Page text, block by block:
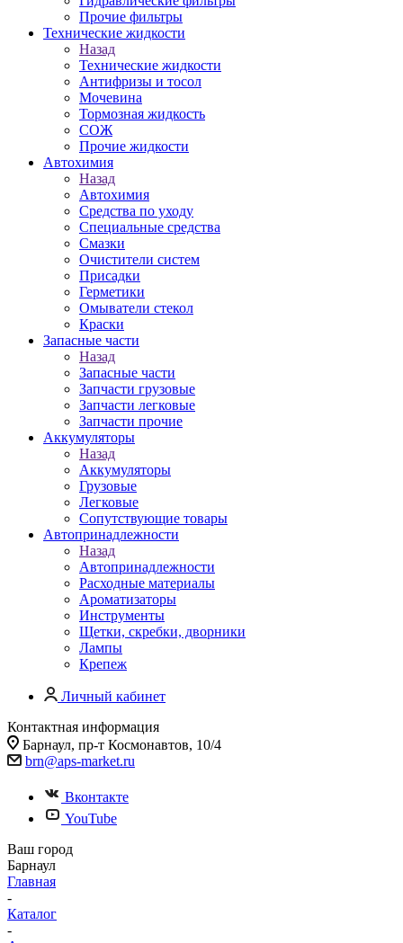
Прочие фильтры
Технические жидкости
Назад
Технические жидкости
Антифризы и тосол
Мочевина
Тормозная жидкость
СОЖ
Прочие жидкости
Автохимия
Назад
Автохимия
Средства по уходу
Специальные средства
Смазки
Очистители систем
Присадки
Герметики
Омыватели стекол
Краски
Запасные части
Назад
Запасные части
Запчасти грузовые
Запчасти легковые
Запчасти прочие
Аккумуляторы
Назад
Аккумуляторы
Грузовые
Легковые
Сопутствующие товары
Автопринадлежности
Назад
Автопринадлежности
Расходные материалы
Ароматизаторы
Инструменты
Щетки, скребки, дворники
Лампы
Крепеж
Личный кабинет
Контактная информация
Барнаул, пр-т Космонавтов, 10/4
brn@aps-market.ru
Вконтакте
YouTube
Ваш город
Барнаул
Главная
-
Каталог
-